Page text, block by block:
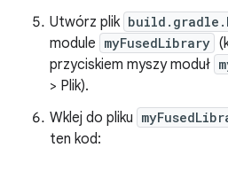
Utwórz plik
module myFusedLibrary
przyciskiem myszy moduł
> Plik).
Wklej do pliku
ten kod: